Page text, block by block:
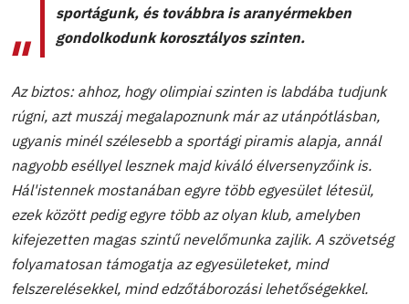
sportágunk, és továbbra is aranyérmekben
gondolkodunk korosztályos szinten.
Az biztos: ahhoz, hogy olimpiai szinten is labdába tudjunk
rúgni, azt muszáj megalapoznunk már az utánpótlásban,
ugyanis minél szélesebb a sportági piramis alapja, annál
nagyobb eséllyel lesznek majd kiváló élversenyzőink is.
Hál'istennek mostanában egyre több egyesület létesül,
ezek között pedig egyre több az olyan klub, amelyben
kifejezetten magas szintű nevelőmunka zajlik. A szövetség
folyamatosan támogatja az egyesületeket, mind
felszerelésekkel, mind edzőtáborozási lehetőségekkel.